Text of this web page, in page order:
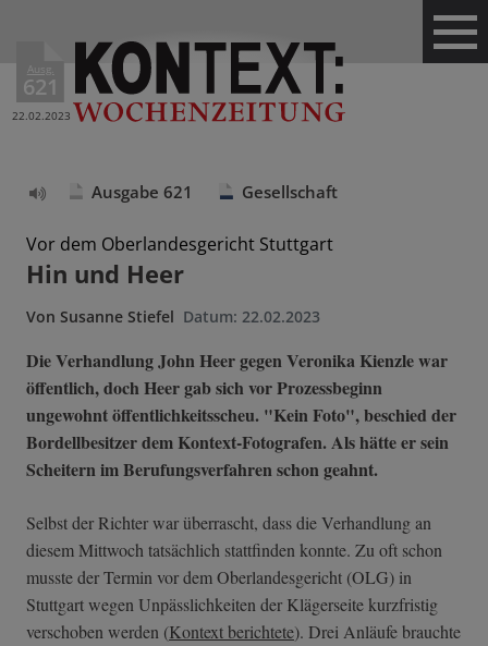
Ausg.
621
22.02.2023
vorlesen
Ausgabe 621 Gesellschaft
Vor dem Oberlandesgericht Stuttgart
Hin und Heer
Von Susanne Stiefel Datum: 22.02.2023
Die Verhandlung John Heer gegen Veronika Kienzle war
öffentlich, doch Heer gab sich vor Prozessbeginn
ungewohnt öffentlichkeitsscheu. "Kein Foto", beschied der
Bordellbesitzer dem Kontext-Fotografen. Als hätte er sein
Scheitern im Berufungsverfahren schon geahnt.
Selbst der Richter war überrascht, dass die Verhandlung an
diesem Mittwoch tatsächlich stattfinden konnte. Zu oft schon
musste der Termin vor dem Oberlandesgericht (OLG) in
Stuttgart wegen Unpässlichkeiten der Klägerseite kurzfristig
verschoben werden (Kontext berichtete). Drei Anläufe brauchte